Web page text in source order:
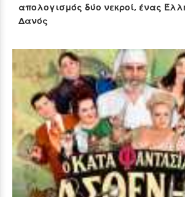
απολογισμός δύο νεκροί, ένας
Δανός